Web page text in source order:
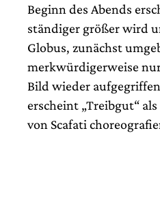
Beginn des Abends
ständiger größer wird
Globus, zunächst
merkwürdigerweise
Bild wieder
erscheint „Treibgut“
von Scafati